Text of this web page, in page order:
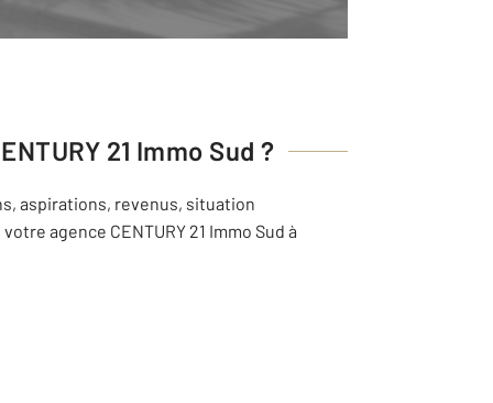
21 Immo Sud ?
aspirations, revenus, situation
agence CENTURY 21 Immo Sud à